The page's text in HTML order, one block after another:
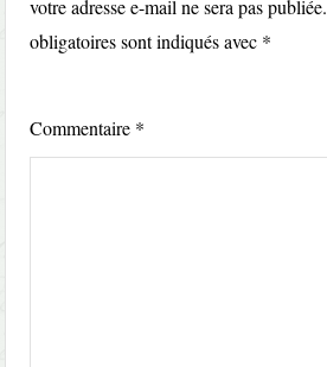
votre adresse e-mail ne sera pas publiée.
obligatoires sont indiqués avec *
Commentaire *